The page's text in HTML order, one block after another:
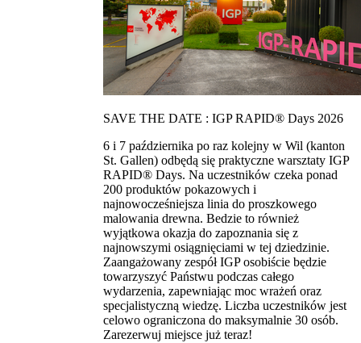
SAVE THE DATE : IGP RAPID® Days 2026
6 i 7 października po raz kolejny w Wil (kanton
St. Gallen) odbędą się praktyczne warsztaty IGP
RAPID® Days. Na uczestników czeka ponad
200 produktów pokazowych i
najnowocześniejsza linia do proszkowego
malowania drewna. Bedzie to również
wyjątkowa okazja do zapoznania się z
najnowszymi osiągnięciami w tej dziedzinie.
Zaangażowany zespół IGP osobiście będzie
towarzyszyć Państwu podczas całego
wydarzenia, zapewniając moc wrażeń oraz
specjalistyczną wiedzę. Liczba uczestników jest
celowo ograniczona do maksymalnie 30 osób.
Zarezerwuj miejsce już teraz!